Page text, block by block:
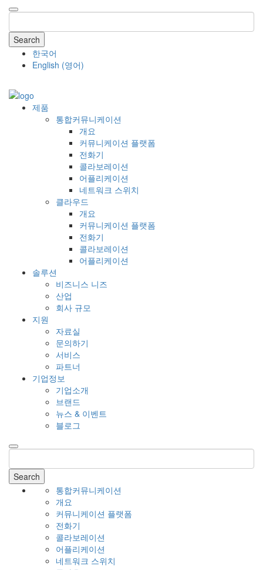
Search
한국어
English (영어)
제품
통합커뮤니케이션
개요
커뮤니케이션 플랫폼
전화기
콜라보레이션
어플리케이션
네트워크 스위치
클라우드
개요
커뮤니케이션 플랫폼
전화기
콜라보레이션
어플리케이션
솔루션
비즈니스 니즈
산업
회사 규모
지원
자료실
문의하기
서비스
파트너
기업정보
기업소개
브랜드
뉴스 & 이벤트
블로그
Search
통합커뮤니케이션
개요
커뮤니케이션 플랫폼
전화기
콜라보레이션
어플리케이션
네트워크 스위치